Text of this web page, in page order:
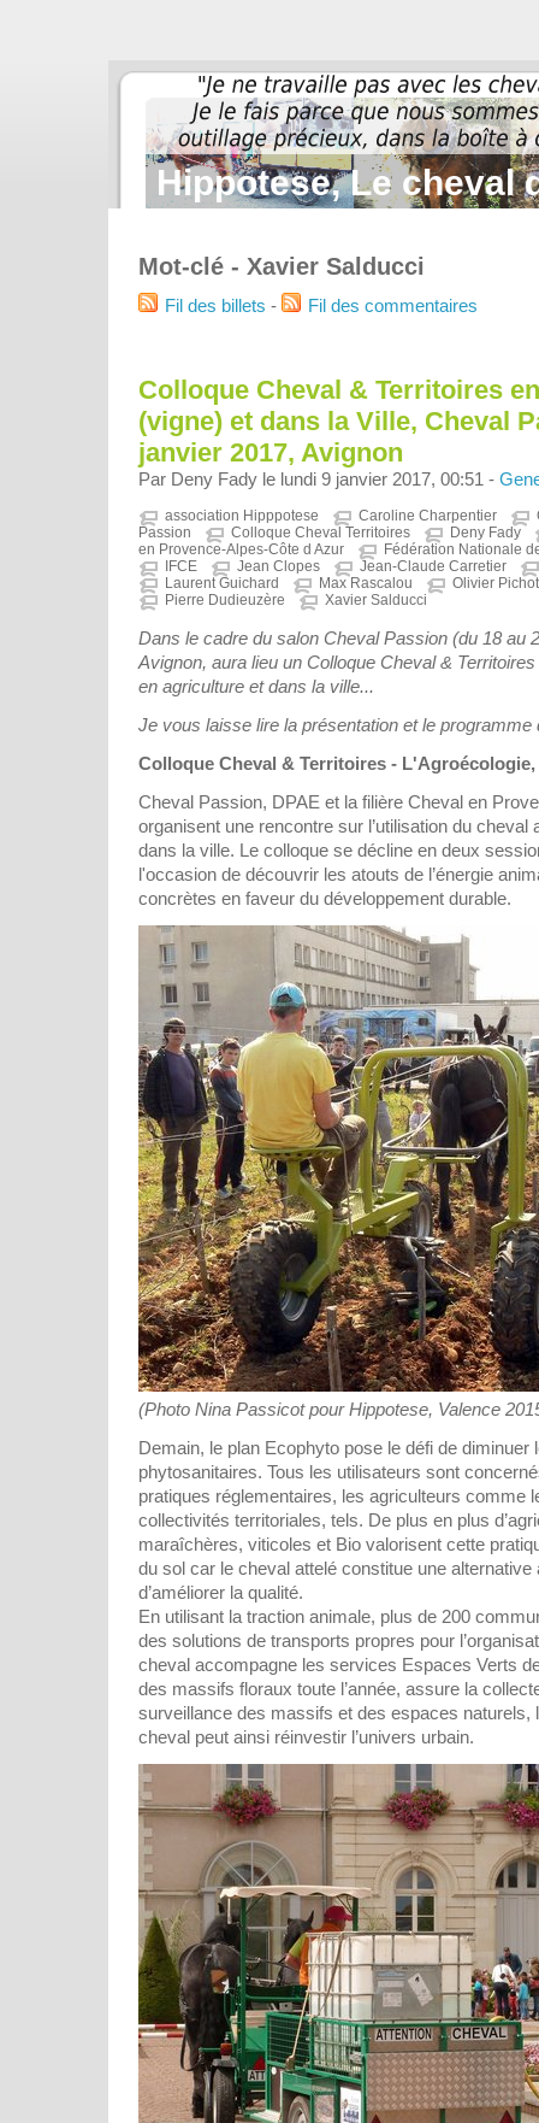
Hippotese, Le cheval
Mot-clé - Xavier Salducci
Fil des billets - Fil des commentaires
Colloque Cheval & Territoires
(vigne) et dans la Ville, Cheval
janvier 2017, Avignon
Par Deny Fady le lundi 9 janvier 2017, 00:51 -
association Hipppotese Caroline Charpentier
Passion
Colloque Cheval Territoires
Deny Fady
en Provence-Alpes-Côte d Azur
Fédération Nationale
IFCE
Jean Clopes
Jean-Claude Carretier
Laurent Guichard
Max Rascalou
Olivier Pichot
Pierre Dudieuzère
Xavier Salducci
Dans le cadre du salon Cheval Passion (du 18 au
Avignon, aura lieu un Colloque Cheval &
en agriculture et dans la ville...
Je vous laisse lire la présentation et le programme
Colloque Cheval & Territoires -
Cheval Passion, DPAE et la filière Cheval en
organisent une rencontre sur l’utilisation du cheval
dans la ville. Le colloque se décline en deux
l'occasion de découvrir les atouts de l’énergie
concrètes en faveur du développement durable.
(Photo Nina Passicot pour Hippotese, Valence
Demain, le plan Ecophyto pose le défi de diminuer
phytosanitaires. Tous les utilisateurs sont
pratiques réglementaires, les agriculteurs comme
collectivités territoriales, tels. De plus en plus
maraîchères, viticoles et Bio valorisent cette
du sol car le cheval attelé constitue une
d’améliorer la qualité.
En utilisant la traction animale, plus de 200
des solutions de transports propres pour
cheval accompagne les services Espaces Verts
des massifs floraux toute l’année, assure la
surveillance des massifs et des espaces naturels,
cheval peut ainsi réinvestir l’univers urbain.